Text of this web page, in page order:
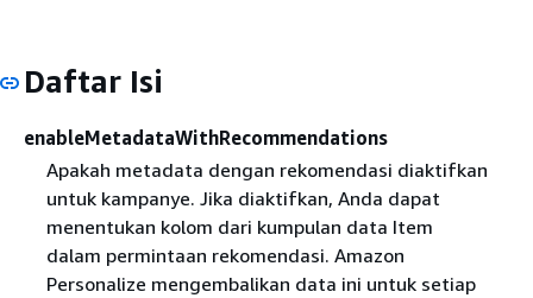
Daftar Isi
enableMetadataWithRecommendations
Apakah metadata dengan rekomendasi diaktifkan
untuk kampanye. Jika diaktifkan, Anda dapat
menentukan kolom dari kumpulan data Item
dalam permintaan rekomendasi. Amazon
Personalize mengembalikan data ini untuk setiap